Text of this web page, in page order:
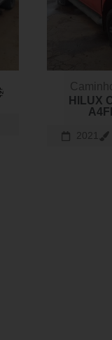
HILUX
2021